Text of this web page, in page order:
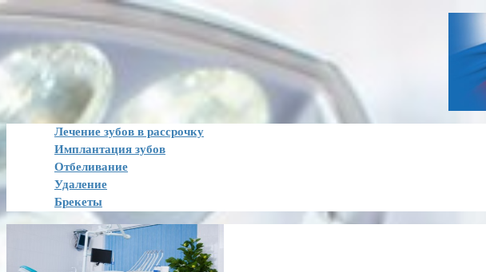
Лечение зубов в рассрочку
Имплантация зубов
Отбеливание
Удаление
Брекеты